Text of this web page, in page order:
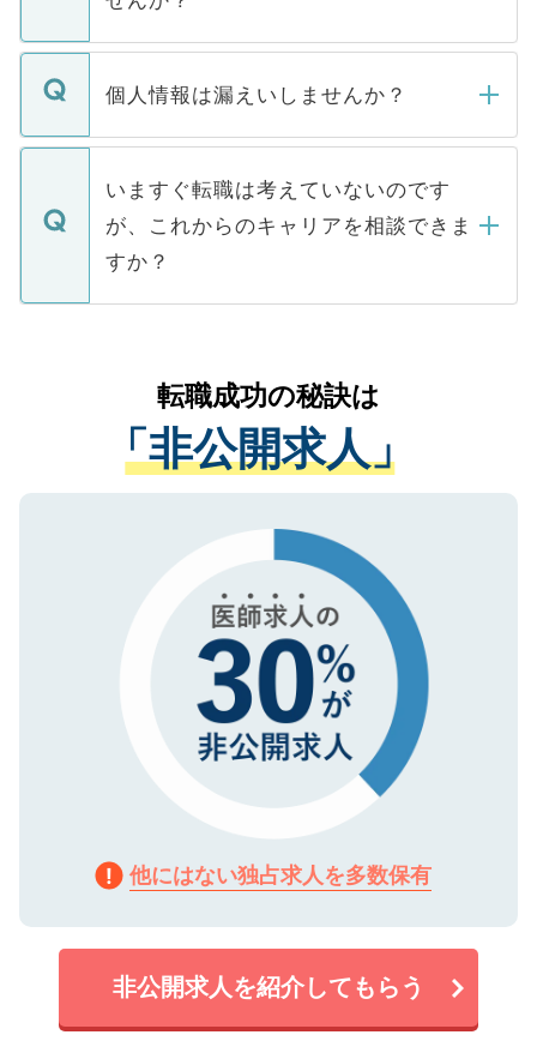
下記の理由によって、一般には公開してい
ません。
■応募殺到を避けるため 人気のある医療機
関を公にしてしまうと、応募が殺到する場
に、医療機関が求める条件に合った人材の
みを人材紹介会社に依頼するケースが増え
ています。
転職・入職を強要することは一切ありませ
ん。また、仮に応募先から内定をいただい
定を承諾する必要はありません。内定先へ
の辞退の連絡はキャリアパートナーが行い
個人情報は漏えいしませんか？
個人情報が漏えいすることはありませんの
で、ご安心ください。当サイトからの登録
などで収集したご登録者様の個人情報は、
ご本人のキャリアアップおよび転職活動の
支援を目的に使用いたします。お預かりし
ているすべての個人データはご本人の許可
は、個人情報の取り扱いについての厳密な
管理基準を満たした事業者のみに付与され
る、プライバシーマークを取得済みです。
で、機密保持に関してもご安心ください。
いますぐ転職は考えていないのです
が、これからのキャリアを相談できま
すか？
かがいして、現在の医療機関の状況や紹介
経験をまじえながら、適切なアドバイスを
させていただきます。すぐにご転職をされ
ない方には、長期的なサポートが可能です
ので、まずはご登録ください。
転職成功の秘訣は
「非公開求人」
他にはない独占求人を多数保有
非公開求人を紹介してもらう